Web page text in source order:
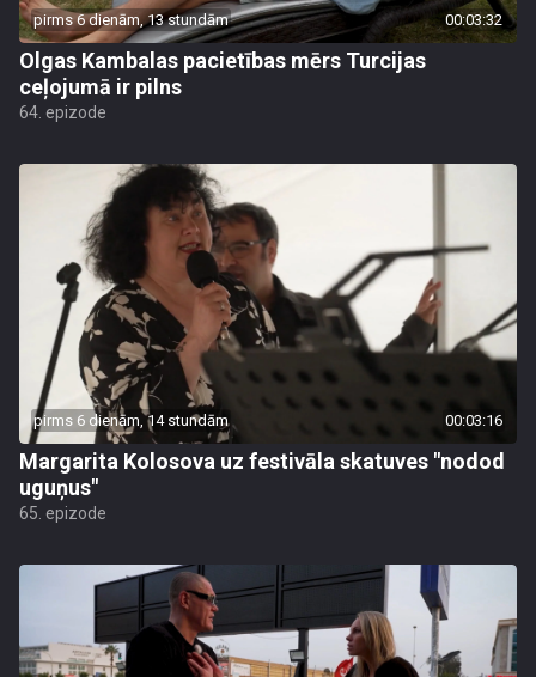
pirms 6 dienām, 13 stundām 00:03:32
Olgas Kambalas pacietības mērs Turcijas
ceļojumā ir pilns
64. epizode
pirms 6 dienām, 14 stundām 00:03:16
Margarita Kolosova uz festivāla skatuves "nodod
uguņus"
65. epizode